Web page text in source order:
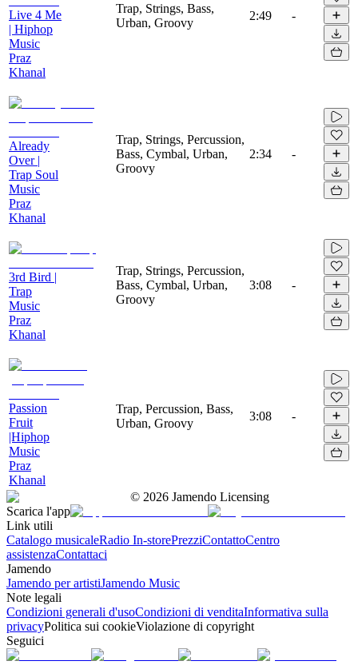
Live 4 Me
| Hiphop
Music
Praz
Khanal
Trap, Strings, Bass,
Urban, Groovy
2:49 -
Already
Over |
Trap Soul
Music
Praz
Khanal
Trap, Strings, Percussion,
Bass, Cymbal, Urban,
Groovy
2:34 -
3rd Bird |
Trap
Music
Praz
Khanal
Trap, Strings, Percussion,
Bass, Cymbal, Urban,
Groovy
3:08 -
Passion
Fruit
|Hiphop
Music
Praz
Khanal
Trap, Percussion, Bass,
Urban, Groovy
3:08 -
© 2026 Jamendo Licensing
Scarica l'app
Link utili
Catalogo musicaleRadio In-storePrezziContattoCentro
assistenzaContattaci
Jamendo
Jamendo per artistiJamendo Music
Note legali
Condizioni generali d'usoCondizioni di venditaInformativa sulla
privacyPolitica sui cookieViolazione di copyright
Seguici